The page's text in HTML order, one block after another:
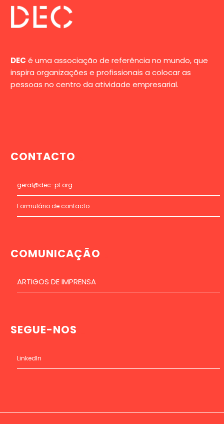
DEC é uma associação de referência no mundo, que
inspira organizações e profissionais a colocar as
pessoas no centro da atividade empresarial.
CONTACTO
geral@dec-pt.org
Formulário de contacto
COMUNICAÇÃO
ARTIGOS DE IMPRENSA
SEGUE-NOS
LinkedIn